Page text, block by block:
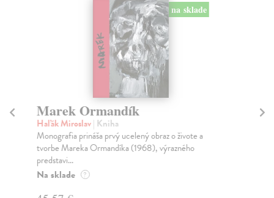
na sklade
Marek Ormandík
Haľák Miroslav| Kniha
Monografia prináša prvý ucelený obraz o živote a
tvorbe Mareka Ormandíka (1968), výrazného
predstavi...
Na sklade ?